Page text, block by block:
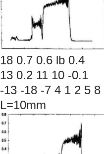
18 0.7 0.6 lb 0.4
13 0.2 11 10 -0.1
-13 -18 -7 4 1 2 5
L=10mm